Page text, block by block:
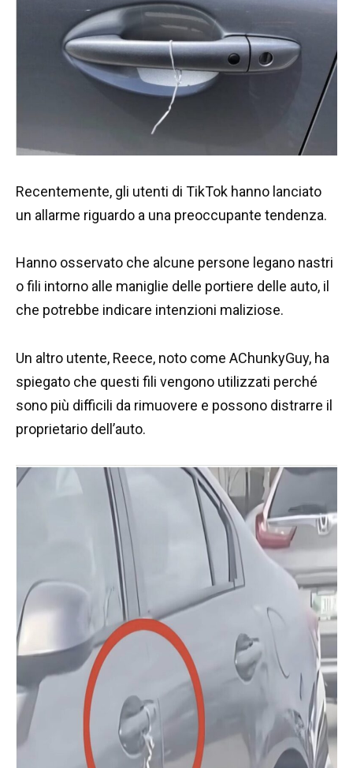
Recentemente, gli utenti di TikTok hanno lanciato
un allarme riguardo a una preoccupante tendenza.
Hanno osservato che alcune persone legano nastri
o fili intorno alle maniglie delle portiere delle auto, il
che potrebbe indicare intenzioni maliziose.
Un altro utente, Reece, noto come AChunkyGuy, ha
spiegato che questi fili vengono utilizzati perché
sono più difficili da rimuovere e possono distrarre il
proprietario dell’auto.